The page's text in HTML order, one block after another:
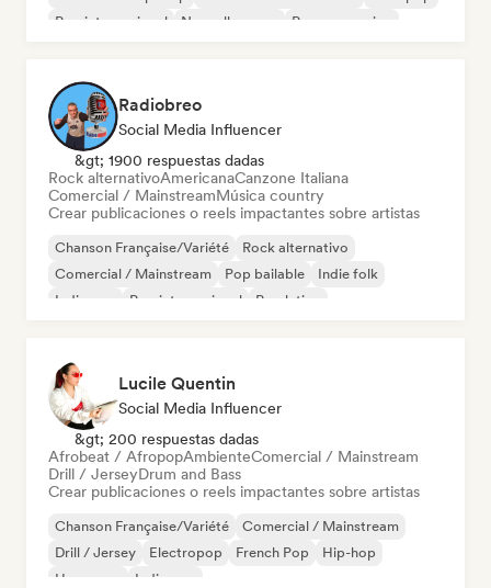
Pop internacional
Nouvelle scene Pop progresivo
Radiobreo
Social Media Influencer
&gt; 1900 respuestas dadas
Rock alternativoAmericanaCanzone Italiana
Comercial / MainstreamMúsica country
Crear publicaciones o reels impactantes sobre artistas
Chanson Française/Variété
Rock alternativo
Comercial / Mainstream
Pop bailable
Indie folk
Indie pop
Pop internacional Pop latino
Lucile Quentin
Social Media Influencer
&gt; 200 respuestas dadas
Afrobeat / AfropopAmbienteComercial / Mainstream
Drill / JerseyDrum and Bass
Crear publicaciones o reels impactantes sobre artistas
Chanson Française/Variété
Comercial / Mainstream
Drill / Jersey
Electropop French Pop
Hip-hop
Hyperpop
Indie pop